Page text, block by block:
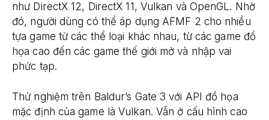
như DirectX 12, DirectX 11, Vulkan và OpenGL. Nhờ
đó, người dùng có thể áp dụng AFMF 2 cho nhiều
tựa game từ các thể loại khác nhau, từ các game đồ
họa cao đến các game thế giới mở và nhập vai
phức tạp.
Thử nghiệm trên Baldur’s Gate 3 với API đồ họa
mặc định của game là Vulkan. Vẫn ở cấu hình cao